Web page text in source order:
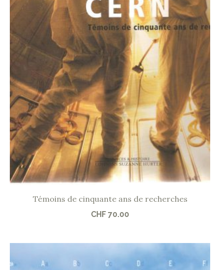
Témoins de cinquante ans de recherches
CHF 70.00